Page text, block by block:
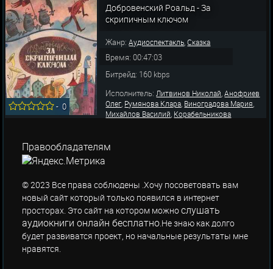
Александр,Вещев Сергей, Филимонов
Дмитрий, Шолохова Елена
Гейх
-0
Добровенский Роальд - За
скрипичным ключом
Жанр:Аудиоспектакль,Сказка
Время: 00:47:03
Битрейд: 160 kbps
Исполнитель:Литвинов Николай,Анофриев
Олег, Румянова Клара, Виноградова Мария,
Михайлов Василий, Корабельникова
Аугшкап Агрий
Правообладателям
© 2023 Все права соблюдены .Хочу посоветовать вам
новый сайт который только появился в интернет
просторах. Это сайт на котором можнослушать
аудиокниги онлайн бесплатно.Не знаю как долго
будет развиватся проект, но начальные результаты мне
нравятся.